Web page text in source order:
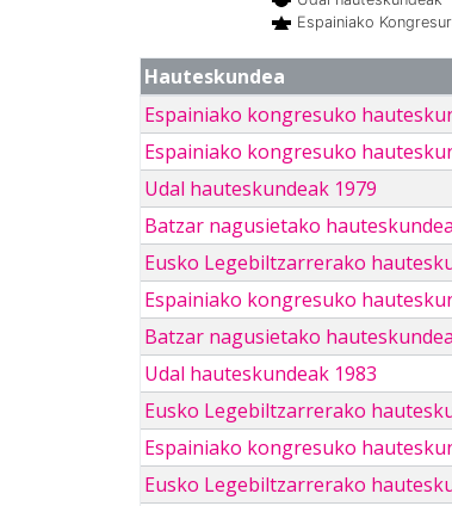
Espainiako
Hauteskundea
Espainiako kongresuko
Espainiako kongresuko
Udal hauteskundeak 1979
Batzar nagusietako
Eusko Legebiltzarrerako
Espainiako kongresuko
Batzar nagusietako
Udal hauteskundeak 1983
Eusko Legebiltzarrerako
Espainiako kongresuko
Eusko Legebiltzarrerako